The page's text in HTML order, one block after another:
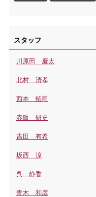
スタッフ
川原田 慶太
北村 清孝
西本 拓司
赤阪 研史
吉田 有希
坂西 涼
呉 静香
青木 和彦